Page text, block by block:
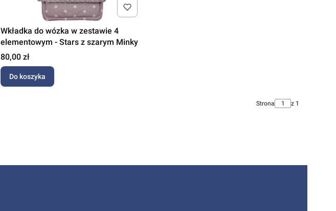
Wkładka do wózka w zestawie 4
elementowym - Stars z szarym Minky
Cena
80,00 zł
Do koszyka
Strona z 1